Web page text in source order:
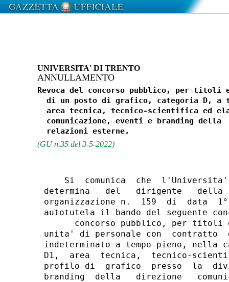
UNIVERSITA' DI TRENTO
ANNULLAMENTO
Revoca del concorso pubblico, per titoli
di un posto di grafico, categoria D, a
area tecnica, tecnico-scientifica ed
comunicazione, eventi e branding della
(GU n.35 del 3-5-2022)
Si  comunica  che
determina   del   dirigente   della
organizzazione n.  159  di  data
autotutela il bando del seguente
concorso pubblico, per titoli
unita' di personale con  contratto
indeterminato a tempo pieno, nella
D1,  area  tecnica,  tecnico-
profilo di  grafico  presso  la
branding  della   direzione